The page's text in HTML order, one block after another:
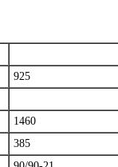
925
1460
385